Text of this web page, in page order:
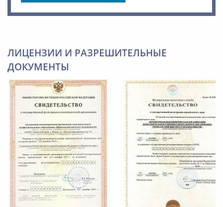
ЛИЦЕНЗИИ И РАЗРЕШИТЕЛЬНЫЕ
ДОКУМЕНТЫ